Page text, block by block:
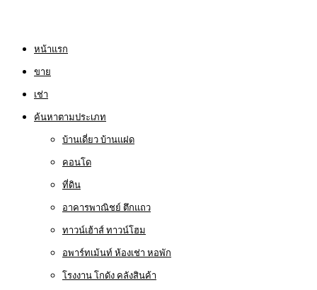
หน้าแรก
ขาย
เช่า
ค้นหาตามประเภท
บ้านเดี่ยว บ้านแฝด
คอนโด
ที่ดิน
อาคารพาณิชย์ ตึกแถว
ทาวน์เฮ้าส์ ทาวน์โฮม
อพาร์ทเม้นท์ ห้องเช่า หอพัก
โรงงาน โกดัง คลังสินค้า